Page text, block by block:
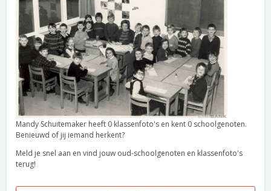
Mandy Schuitemaker heeft 0 klassenfoto's en kent 0 schoolgenoten.
Benieuwd of jij iemand herkent?
Meld je snel aan en vind jouw oud-schoolgenoten en klassenfoto's
terug!